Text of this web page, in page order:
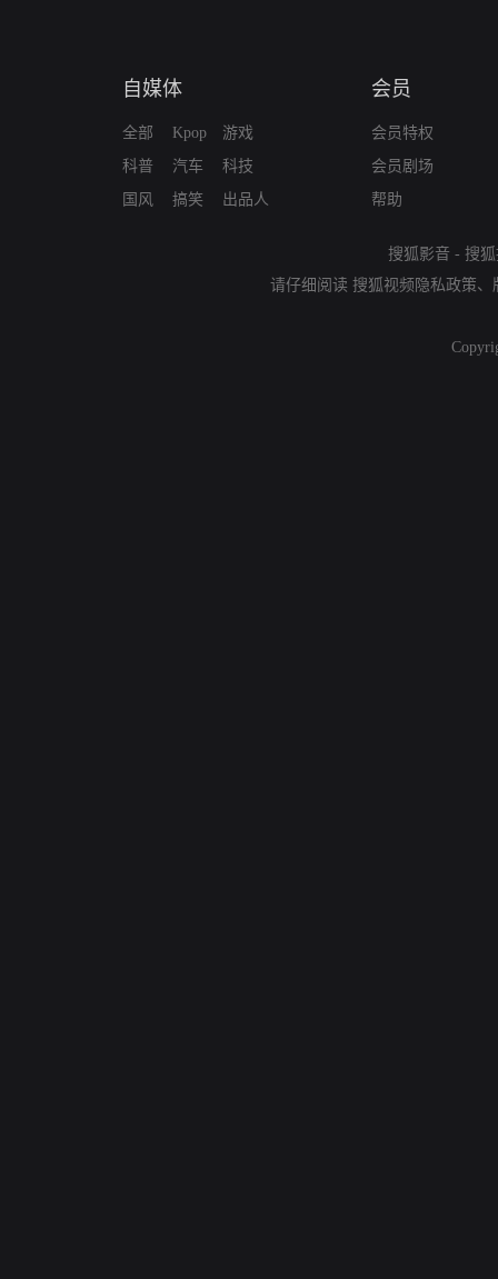
自媒体
全部
科普
国风
Kpop
汽车
搞笑
游戏
科技
出品人
会员
会员特权
会员剧场
帮助
搜狐影音 - 搜
请仔细阅读 搜狐视频隐私政策、